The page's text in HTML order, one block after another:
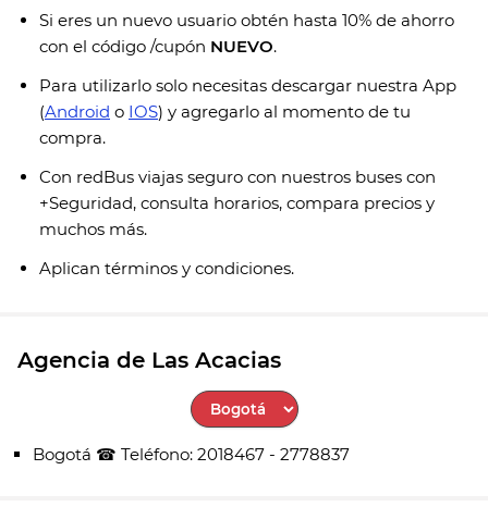
Si eres un nuevo usuario obtén hasta 10% de ahorro
con el código /cupón NUEVO.
Para utilizarlo solo necesitas descargar nuestra App
(Android o IOS) y agregarlo al momento de tu
compra.
Con redBus viajas seguro con nuestros buses con
+Seguridad, consulta horarios, compara precios y
muchos más.
Aplican términos y condiciones.
Agencia de Las Acacias
Select City
Bogotá ☎ Teléfono: 2018467 - 2778837